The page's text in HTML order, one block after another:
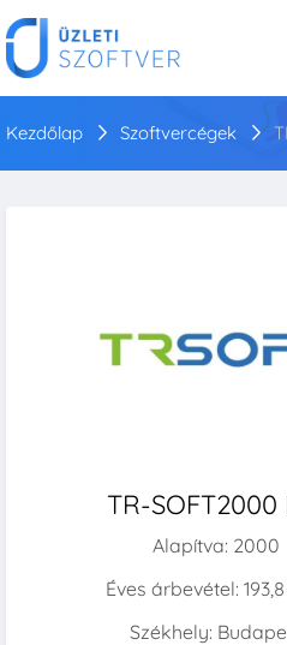
Kezdőlap Szoftvercégek
TR-SOFT2000
Alapítva: 2000
Éves árbevétel:
Székhely: